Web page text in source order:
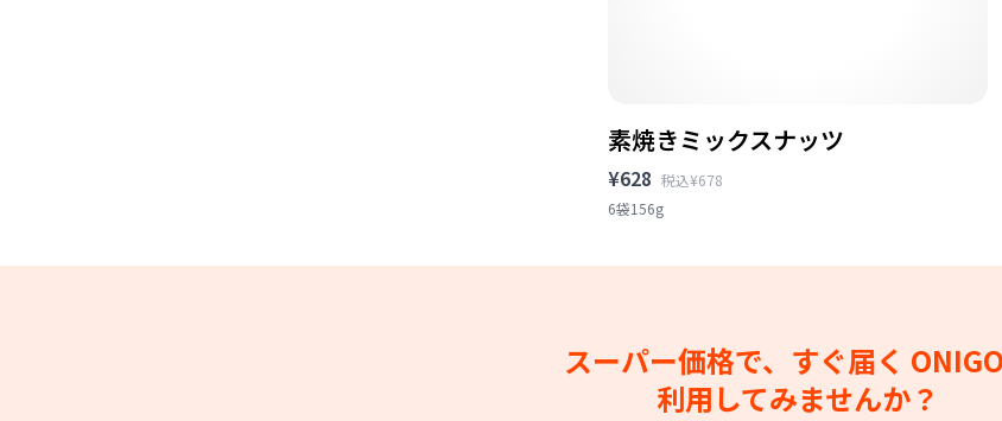
素焼きミックスナッツ
¥628 税込¥678
6袋156g
スーパー価格で、すぐ届く
利用してみませんか？